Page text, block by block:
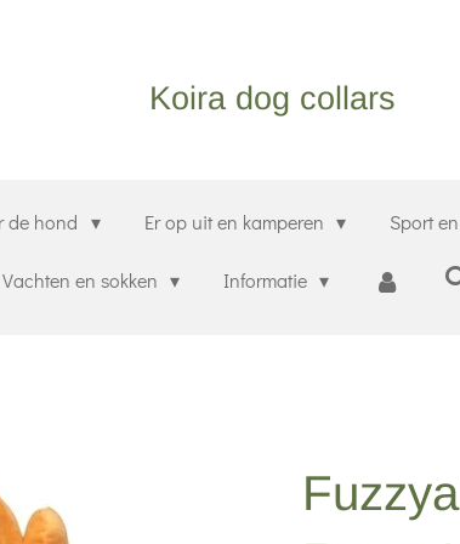
Koira dog collars
de hond Er op uit en kamperen Sport
Vachten en sokken Informatie